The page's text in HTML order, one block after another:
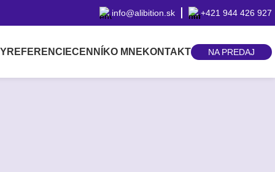
info@alibition.sk +421 944 426 927
REFERENCIECENNÍKO MNE KONTAKT NA PREDAJ